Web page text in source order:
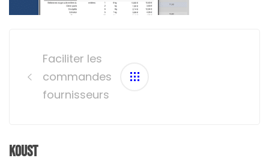
navigationFaciliter les
commandes
fournisseurs
Koust